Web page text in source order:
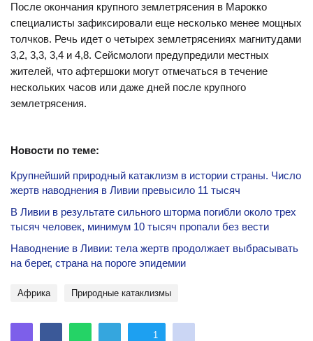
После окончания крупного землетрясения в Марокко
специалисты зафиксировали еще несколько менее мощных
толчков. Речь идет о четырех землетрясениях магнитудами
3,2, 3,3, 3,4 и 4,8. Сейсмологи предупредили местных
жителей, что афтершоки могут отмечаться в течение
нескольких часов или даже дней после крупного
землетрясения.
Новости по теме:
Крупнейший природный катаклизм в истории страны. Число
жертв наводнения в Ливии превысило 11 тысяч
В Ливии в результате сильного шторма погибли около трех
тысяч человек, минимум 10 тысяч пропали без вести
Наводнение в Ливии: тела жертв продолжает выбрасывать
на берег, страна на пороге эпидемии
Африка природные катаклизмы
1